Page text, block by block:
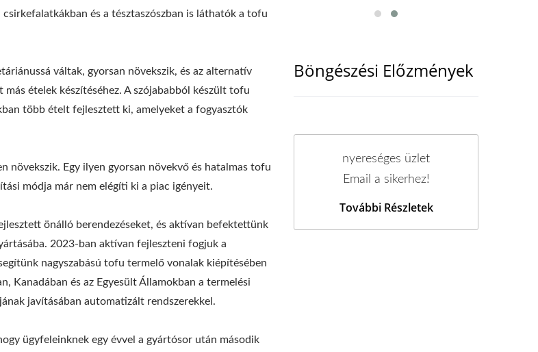
és a tésztaszószban is láthatók a tofu
váltak, gyorsan növekszik, és az alternatív
ételek készítéséhez. A szójababból készült tofu
több ételt fejlesztett ki, amelyeket a fogyasztók
növekszik. Egy ilyen gyorsan növekvő és hatalmas tofu
módja már nem elégíti ki a piac igényeit.
önálló berendezéseket, és aktívan befektettünk
2023-ban aktívan fejleszteni fogjuk a
nagyszabású tofu termelő vonalak kiépítésében
Kanadában és az Egyesült Államokban a termelési
javításában automatizált rendszerekkel.
ügyfeleinknek egy évvel a gyártósor után második
Böngészési Előzmények
nyereséges üzlet
Email a sikerhez!
További Részletek